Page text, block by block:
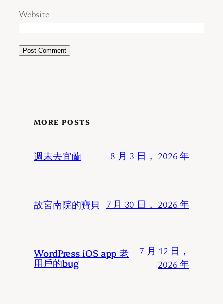
Website
MORE POSTS
週末去宜蘭 8 月 3 日， 2026 年
故宮南院的寶貝 7 月 30 日， 2026 年
WordPress iOS app 老
用戶的bug
7 月 12 日，
2026 年